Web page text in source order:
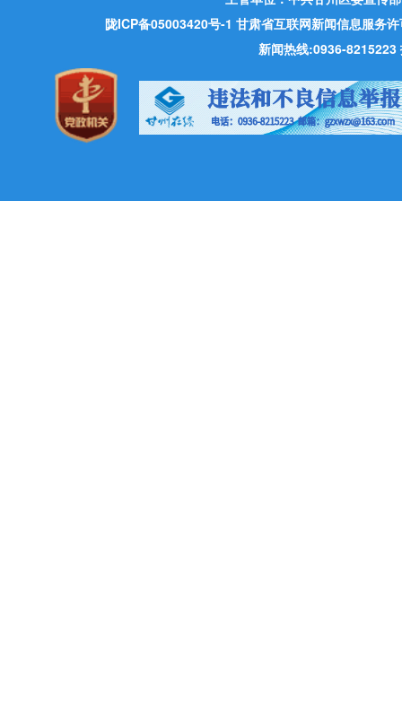
陇ICP备05003420号-1 甘肃省互联网新闻信息服务
新闻热线:0936-8215223